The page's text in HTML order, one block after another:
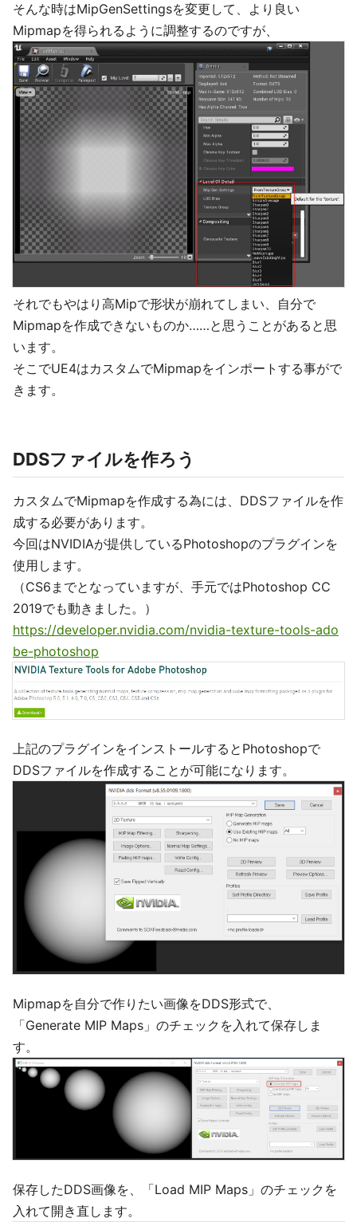
そんな時はMipGenSettingsを変更して、より良い
Mipmapを得られるように調整するのですが、
それでもやはり高Mipで形状が崩れてしまい、自分で
Mipmapを作成できないものか……と思うことがあると思
います。
そこでUE4はカスタムでMipmapをインポートする事がで
きます。
DDSファイルを作ろう
カスタムでMipmapを作成する為には、DDSファイルを作
成する必要があります。
今回はNVIDIAが提供しているPhotoshopのプラグインを
使用します。
（CS6までとなっていますが、手元ではPhotoshop CC
2019でも動きました。）
https://developer.nvidia.com/nvidia-texture-tools-ado
be-photoshop
上記のプラグインをインストールするとPhotoshopで
DDSファイルを作成することが可能になります。
Mipmapを自分で作りたい画像をDDS形式で、
「Generate MIP Maps」のチェックを入れて保存しま
す。
保存したDDS画像を、「Load MIP Maps」のチェックを
入れて開き直します。